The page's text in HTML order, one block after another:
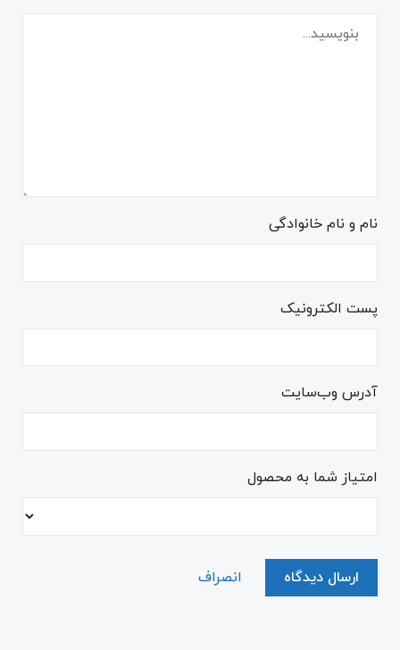
نام و نام خانوادگی
پست الکترونیک
آدرس وب‌سایت
امتیاز شما به محصول
ارسال دیدگاه انصراف